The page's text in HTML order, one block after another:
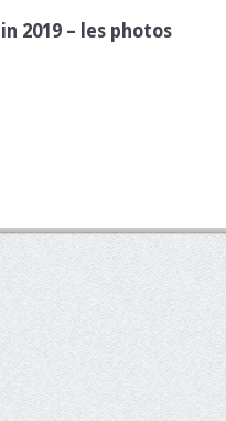
2019 – les photos